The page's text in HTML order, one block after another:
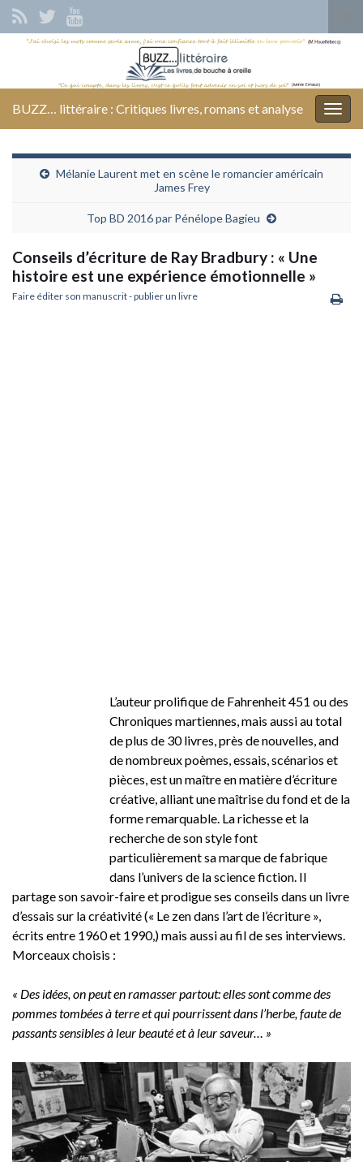
Search for:
BUZZ… littéraire : Critiques livres, romans et analyse
Mélanie Laurent met en scène le romancier américain
James Frey
Top BD 2016 par Pénélope Bagieu
Conseils d’écriture de Ray Bradbury : « Une
histoire est une expérience émotionnelle »
Faire éditer son manuscrit - publier un livre
L’auteur prolifique de Fahrenheit 451 ou des
Chroniques martiennes, mais aussi au total
de plus de 30 livres, près de nouvelles, and
de nombreux poèmes, essais, scénarios et
pièces, est un maître en matière d’écriture
créative, alliant une maîtrise du fond et de la
forme remarquable. La richesse et la
recherche de son style font
particulièrement sa marque de fabrique
dans l’univers de la science fiction. Il
partage son savoir-faire et prodigue ses conseils dans un livre
d’essais sur la créativité (« Le zen dans l’art de l’écriture »,
écrits entre 1960 et 1990,) mais aussi au fil de ses interviews.
Morceaux choisis :
« Des idées, on peut en ramasser partout: elles sont comme des
pommes tombées à terre et qui pourrissent dans l’herbe, faute de
passants sensibles à leur beauté et à leur saveur… »